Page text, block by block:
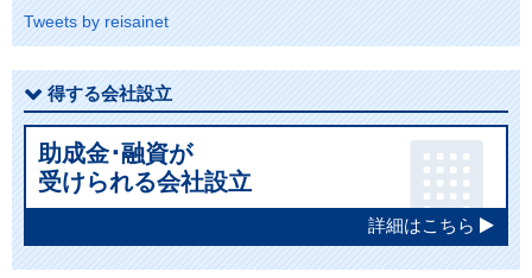
Tweets by reisainet
得する会社設立
助成金･融資が
受けられる会社設立
詳細はこちら